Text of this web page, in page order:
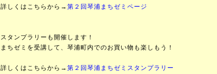
詳しくはこちらから→ 第２回琴浦まちゼミページ
スタンプラリーも開催します！
まちゼミを受講して、琴浦町内でのお買い物も楽しもう！
詳しくはこちらから→ 第２回琴浦まちゼミスタンプラリー